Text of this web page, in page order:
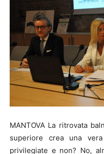
MANTOVA La ritrovata
superiore crea una
privilegiate e non? No,